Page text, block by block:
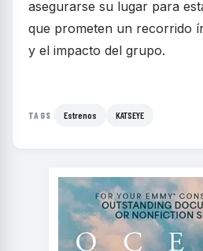
asegurarse su lugar para
que prometen un recorrido
y el impacto del grupo.
TAGS Estrenos KATSEYE